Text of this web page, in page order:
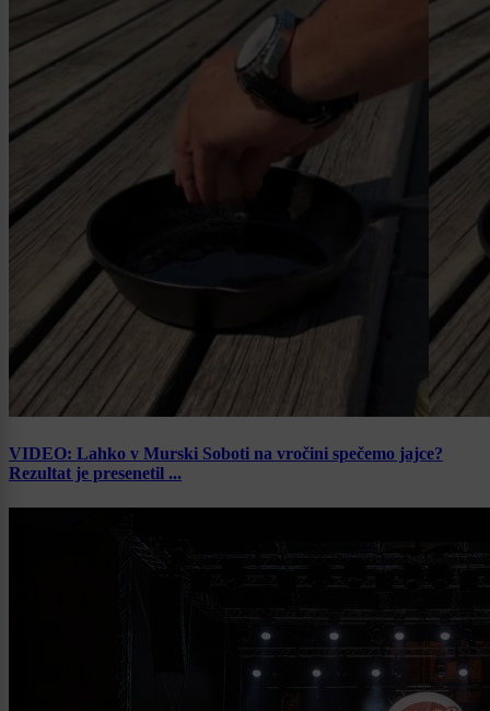
VIDEO: Lahko v Murski Soboti na vročini spečemo jajce?
Rezultat je presenetil ...